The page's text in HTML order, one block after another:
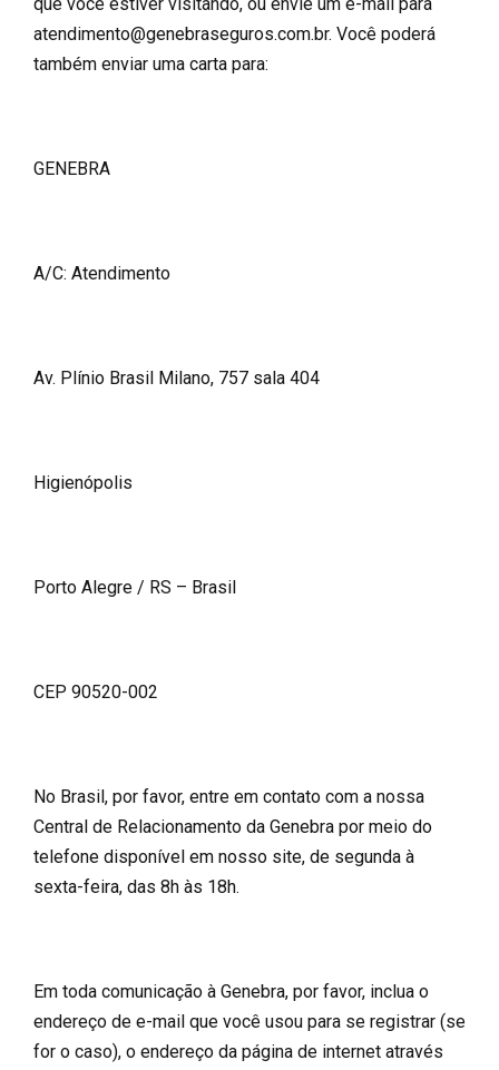
atendimento@genebraseguros.com.br. Você poderá
também enviar uma carta para:
GENEBRA
A/C: Atendimento
Av. Plínio Brasil Milano, 757 sala 404
Higienópolis
Porto Alegre / RS – Brasil
CEP 90520-002
No Brasil, por favor, entre em contato com a nossa
Central de Relacionamento da Genebra por meio do
telefone disponível em nosso site, de segunda à
sexta-feira, das 8h às 18h.
Em toda comunicação à Genebra, por favor, inclua o
endereço de e-mail que você usou para se registrar (se
for o caso), o endereço da página de internet através